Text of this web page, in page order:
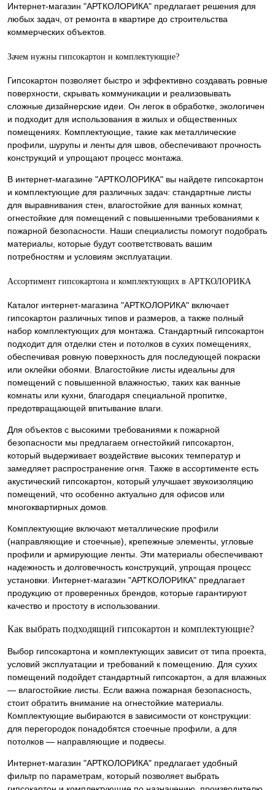
Интернет-магазин "АРТКОЛОРИКА" предлагает решения для
любых задач, от ремонта в квартире до строительства
коммерческих объектов.
Зачем нужны гипсокартон и комплектующие?
Гипсокартон позволяет быстро и эффективно создавать ровные
поверхности, скрывать коммуникации и реализовывать
сложные дизайнерские идеи. Он легок в обработке, экологичен
и подходит для использования в жилых и общественных
помещениях. Комплектующие, такие как металлические
профили, шурупы и ленты для швов, обеспечивают прочность
конструкций и упрощают процесс монтажа.
В интернет-магазине "АРТКОЛОРИКА" вы найдете гипсокартон
и комплектующие для различных задач: стандартные листы
для выравнивания стен, влагостойкие для ванных комнат,
огнестойкие для помещений с повышенными требованиями к
пожарной безопасности. Наши специалисты помогут подобрать
материалы, которые будут соответствовать вашим
потребностям и условиям эксплуатации.
Ассортимент гипсокартона и комплектующих в АРТКОЛОРИКА
Каталог интернет-магазина "АРТКОЛОРИКА" включает
гипсокартон различных типов и размеров, а также полный
набор комплектующих для монтажа. Стандартный гипсокартон
подходит для отделки стен и потолков в сухих помещениях,
обеспечивая ровную поверхность для последующей покраски
или оклейки обоями. Влагостойкие листы идеальны для
помещений с повышенной влажностью, таких как ванные
комнаты или кухни, благодаря специальной пропитке,
предотвращающей впитывание влаги.
Для объектов с высокими требованиями к пожарной
безопасности мы предлагаем огнестойкий гипсокартон,
который выдерживает воздействие высоких температур и
замедляет распространение огня. Также в ассортименте есть
акустический гипсокартон, который улучшает звукоизоляцию
помещений, что особенно актуально для офисов или
многоквартирных домов.
Комплектующие включают металлические профили
(направляющие и стоечные), крепежные элементы, угловые
профили и армирующие ленты. Эти материалы обеспечивают
надежность и долговечность конструкций, упрощая процесс
установки. Интернет-магазин "АРТКОЛОРИКА" предлагает
продукцию от проверенных брендов, которые гарантируют
качество и простоту в использовании.
Как выбрать подходящий гипсокартон и комплектующие?
Выбор гипсокартона и комплектующих зависит от типа проекта,
условий эксплуатации и требований к помещению. Для сухих
помещений подойдет стандартный гипсокартон, а для влажных
— влагостойкие листы. Если важна пожарная безопасность,
стоит обратить внимание на огнестойкие материалы.
Комплектующие выбираются в зависимости от конструкции:
для перегородок понадобятся стоечные профили, а для
потолков — направляющие и подвесы.
Интернет-магазин "АРТКОЛОРИКА" предлагает удобный
фильтр по параметрам, который позволяет выбрать